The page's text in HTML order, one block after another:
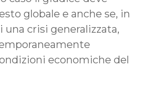
globale e anche se, in
una crisi generalizzata,
economiche del